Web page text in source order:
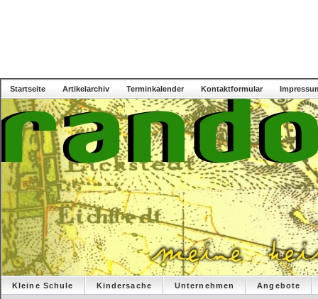
Startseite Artikelarchiv Terminkalender Kontaktformular
Kleine Schule Kindersache Unternehmen Angebote